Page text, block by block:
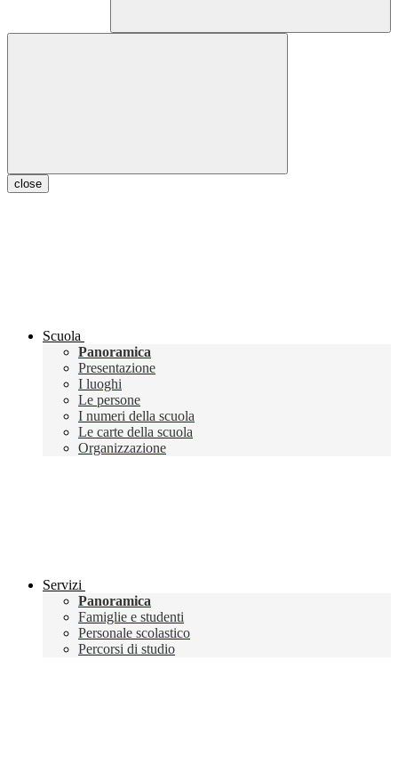
close
Scuola
Panoramica
Presentazione
I luoghi
Le persone
I numeri della scuola
Le carte della scuola
Organizzazione
Servizi
Panoramica
Famiglie e studenti
Personale scolastico
Percorsi di studio